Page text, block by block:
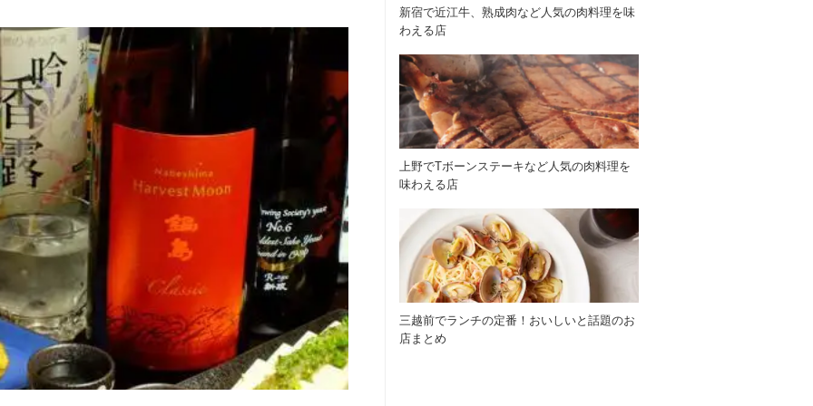
新宿で近江牛、熟成肉など人気の肉料理を味
わえる店
上野でTボーンステーキなど人気の肉料理を
味わえる店
三越前でランチの定番！おいしいと話題のお
店まとめ